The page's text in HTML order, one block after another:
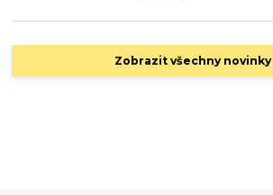
Zobrazit všechny novinky